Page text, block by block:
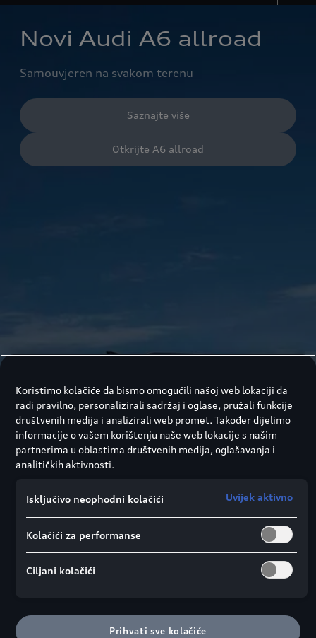
Novi Audi A6 allroad
Samouvjeren na svakom terenu
Saznajte više
Otkrijte A6 allroad
Koristimo kolačiće da bismo omogućili našoj web lokaciji da
radi pravilno, personalizirali sadržaj i oglase, pružali funkcije
društvenih medija i analizirali web promet. Također dijelimo
informacije o vašem korištenju naše web lokacije s našim
partnerima u oblastima društvenih medija, oglašavanja i
analitičkih aktivnosti.
Isključivo neophodni kolačići Uvijek aktivno
Kolačići za performanse
Ciljani kolačići
Prihvati sve kolačiće